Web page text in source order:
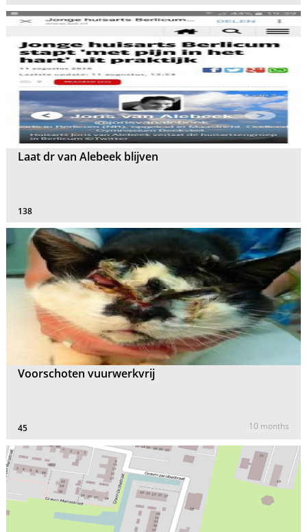
Laat dr van Alebeek blijven
138
Voorschoten vuurwerkvrij
45 10 months